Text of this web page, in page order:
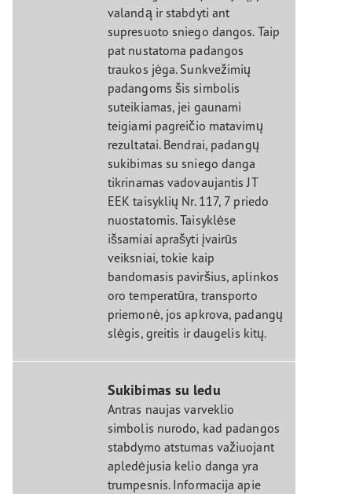
valandą ir stabdyti ant
supresuoto sniego dangos. Taip
pat nustatoma padangos
traukos jėga. Sunkvežimių
padangoms šis simbolis
suteikiamas, jei gaunami
teigiami pagreičio matavimų
rezultatai. Bendrai, padangų
sukibimas su sniego danga
tikrinamas vadovaujantis JT
EEK taisyklių Nr. 117, 7 priedo
nuostatomis. Taisyklėse
išsamiai aprašyti įvairūs
veiksniai, tokie kaip
bandomasis paviršius, aplinkos
oro temperatūra, transporto
priemonė, jos apkrova, padangų
slėgis, greitis ir daugelis kitų.
Sukibimas su ledu
Antras naujas varveklio
simbolis nurodo, kad padangos
stabdymo atstumas važiuojant
apledėjusia kelio danga yra
trumpesnis. Informacija apie